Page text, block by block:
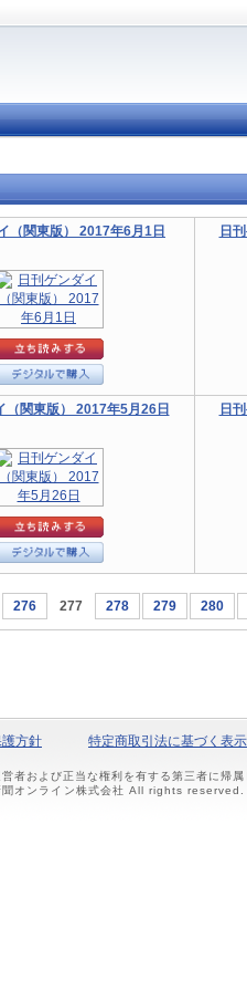
（関東版） 2017年6月1日 日
（関東版） 2017年5月26日 日
276 277 278 279 280
方針 特定商取引法に基づく表示
および正当な権利を有する第三者に帰
オンライン株式会社 All rights reserved.